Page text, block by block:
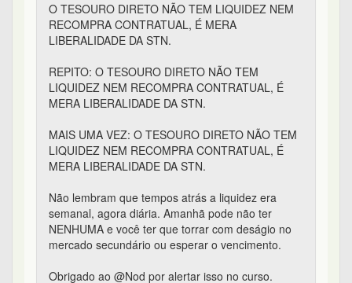
O TESOURO DIRETO NÃO TEM LIQUIDEZ NEM
RECOMPRA CONTRATUAL, É MERA
LIBERALIDADE DA STN.
REPITO: O TESOURO DIRETO NÃO TEM
LIQUIDEZ NEM RECOMPRA CONTRATUAL, É
MERA LIBERALIDADE DA STN.
MAIS UMA VEZ: O TESOURO DIRETO NÃO TEM
LIQUIDEZ NEM RECOMPRA CONTRATUAL, É
MERA LIBERALIDADE DA STN.
Não lembram que tempos atrás a liquidez era
semanal, agora diária. Amanhã pode não ter
NENHUMA e você ter que torrar com deságio no
mercado secundário ou esperar o vencimento.
Obrigado ao @Nod por alertar isso no curso.